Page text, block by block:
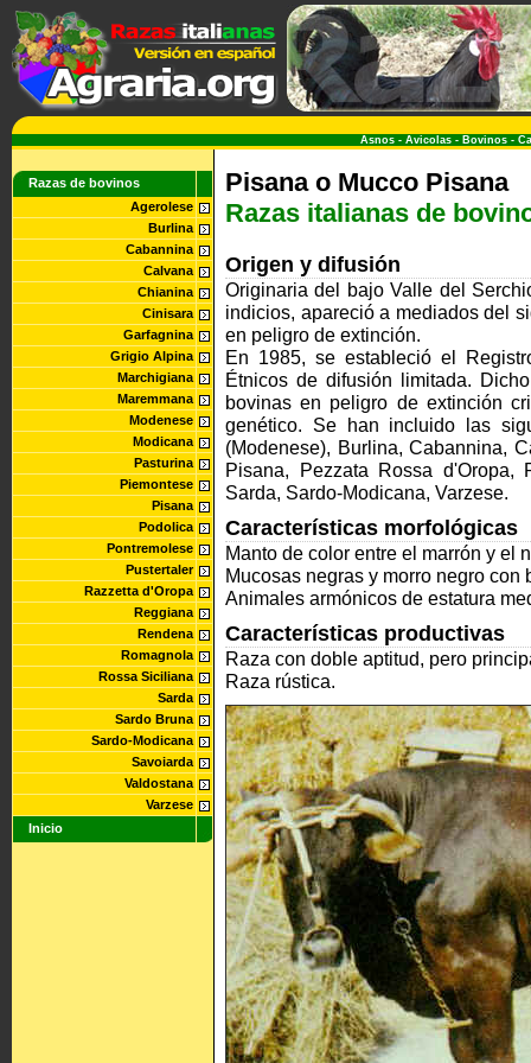
Asnos - Avicolas - Bovinos -
Razas de bovinos
Agerolese
Burlina
Cabannina
Calvana
Chianina
Cinisara
Garfagnina
Grigio Alpina
Marchigiana
Maremmana
Modenese
Modicana
Pasturina
Piemontese
Pisana
Podolica
Pontremolese
Pustertaler
Razzetta d'Oropa
Reggiana
Rendena
Romagnola
Rossa Siciliana
Sarda
Sardo Bruna
Sardo-Modicana
Savoiarda
Valdostana
Varzese
Inicio
Pisana o Mucco Pisana
Razas italianas de
Origen y difusión
Originaria del bajo Valle del
indicios, apareció a mediados del
en peligro de extinción.
En 1985, se estableció el
Étnicos de difusión limitada.
bovinas en peligro de extinción
genético. Se han incluido las
(Modenese), Burlina, Cabannina,
Pisana, Pezzata Rossa d'Oropa,
Sarda, Sardo-Modicana, Varzese.
Características morfológicas
Manto de color entre el marrón y el
Mucosas negras y morro negro con
Animales armónicos de estatura
Características productivas
Raza con doble aptitud, pero
Raza rústica.